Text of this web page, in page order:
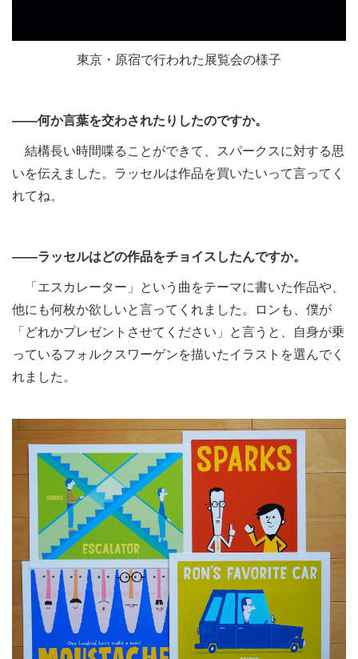
東京・原宿で行われた展覧会の様子
――何か言葉を交わされたりしたのですか。
結構長い時間喋ることができて、スパークスに対する思
いを伝えました。ラッセルは作品を買いたいって言ってく
れてね。
――ラッセルはどの作品をチョイスしたんですか。
「エスカレーター」という曲をテーマに書いた作品や、
他にも何枚か欲しいと言ってくれました。ロンも、僕が
「どれかプレゼントさせてください」と言うと、自身が乗
っているフォルクスワーゲンを描いたイラストを選んでく
れました。